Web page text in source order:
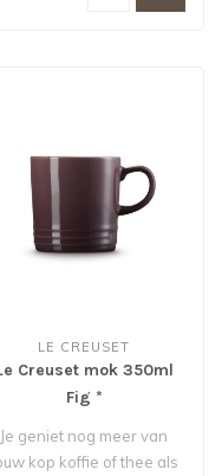
LE CREUSET
Creuset mok 350ml
Fig *
Je geniet nog meer van
kop koffie of thee als